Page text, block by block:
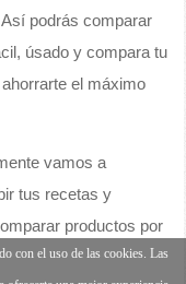
podrás comparar
úsado y compara tu
el máximo
vamos a
tus recetas y
productos por
con el uso de las cookies. Las